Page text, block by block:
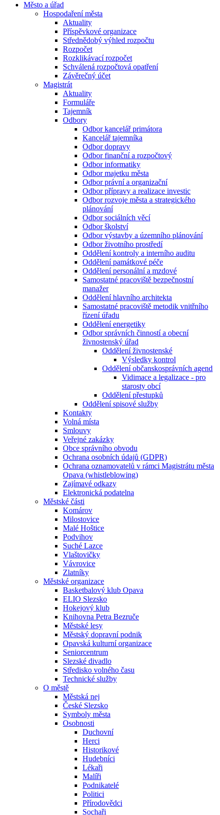
Město a úřad
Hospodaření města
Aktuality
Příspěvkové organizace
Střednědobý výhled rozpočtu
Rozpočet
Rozklikávací rozpočet
Schválená rozpočtová opatření
Závěrečný účet
Magistrát
Aktuality
Formuláře
Tajemník
Odbory
Odbor kancelář primátora
Kancelář tajemníka
Odbor dopravy
Odbor finanční a rozpočtový
Odbor informatiky
Odbor majetku města
Odbor právní a organizační
Odbor přípravy a realizace investic
Odbor rozvoje města a strategického
plánování
Odbor sociálních věcí
Odbor školství
Odbor výstavby a územního plánování
Odbor životního prostředí
Oddělení kontroly a interního auditu
Oddělení památkové péče
Oddělení personální a mzdové
Samostatné pracoviště bezpečnostní
manažer
Oddělení hlavního architekta
Samostatné pracoviště metodik vnitřního
řízení úřadu
Oddělení energetiky
Odbor správních činností a obecní
živnostenský úřad
Oddělení živnostenské
Výsledky kontrol
Oddělení občanskosprávních agend
Vidimace a legalizace - pro
starosty obcí
Oddělení přestupků
Oddělení spisové služby
Kontakty
Volná místa
Smlouvy
Veřejné zakázky
Obce správního obvodu
Ochrana osobních údajů (GDPR)
Ochrana oznamovatelů v rámci Magistrátu města
Opava (whistleblowing)
Zajímavé odkazy
Elektronická podatelna
Městské části
Komárov
Milostovice
Malé Hoštice
Podvihov
Suché Lazce
Vlaštovičky
Vávrovice
Zlatníky
Městské organizace
Basketbalový klub Opava
ELIO Slezsko
Hokejový klub
Knihovna Petra Bezruče
Městské lesy
Městský dopravní podnik
Opavská kulturní organizace
Seniorcentrum
Slezské divadlo
Středisko volného času
Technické služby
O městě
Městská nej
České Slezsko
Symboly města
Osobnosti
Duchovní
Herci
Historikové
Hudebníci
Lékaři
Malíři
Podnikatelé
Politici
Přírodovědci
Sochaři